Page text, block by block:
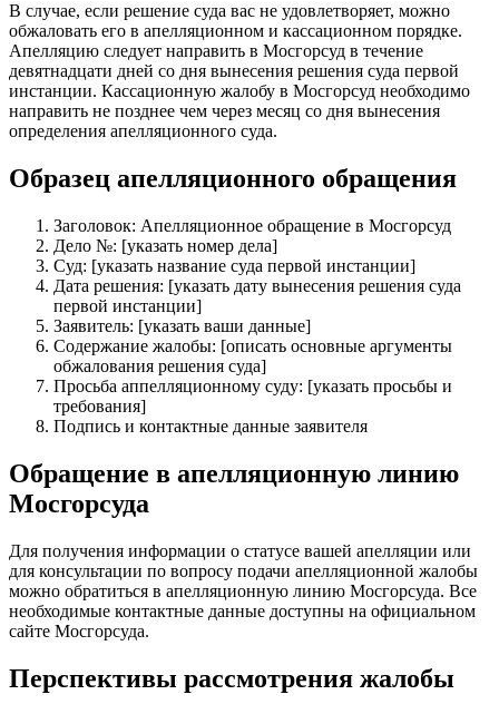
В случае, если решение суда вас не удовлетворяет, можно
обжаловать его в апелляционном и кассационном порядке.
Апелляцию следует направить в Мосгорсуд в течение
девятнадцати дней со дня вынесения решения суда первой
инстанции. Кассационную жалобу в Мосгорсуд необходимо
направить не позднее чем через месяц со дня вынесения
определения апелляционного суда.
Образец апелляционного обращения
Заголовок: Апелляционное обращение в Мосгорсуд
Дело №: [указать номер дела]
Суд: [указать название суда первой инстанции]
Дата решения: [указать дату вынесения решения суда
первой инстанции]
Заявитель: [указать ваши данные]
Содержание жалобы: [описать основные аргументы
обжалования решения суда]
Просьба аппелляционному суду: [указать просьбы и
требования]
Подпись и контактные данные заявителя
Обращение в апелляционную линию
Мосгорсуда
Для получения информации о статусе вашей апелляции или
для консультации по вопросу подачи апелляционной жалобы
можно обратиться в апелляционную линию Мосгорсуда. Все
необходимые контактные данные доступны на официальном
сайте Мосгорсуда.
Перспективы рассмотрения жалобы